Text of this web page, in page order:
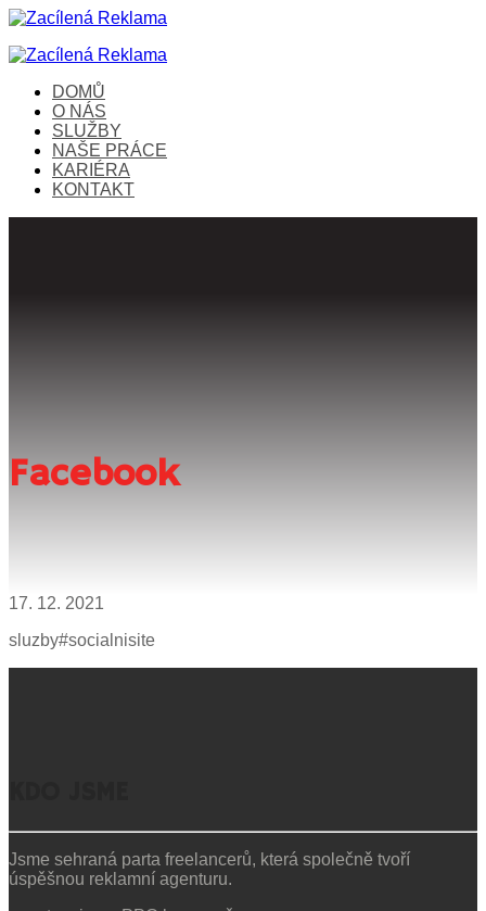
DOMŮ
O NÁS
SLUŽBY
NAŠE PRÁCE
KARIÉRA
KONTAKT
Facebook
17. 12. 2021
sluzby#socialnisite
Jsme sehraná parta freelancerů, která společně tvoří
úspěšnou reklamní agenturu. ​